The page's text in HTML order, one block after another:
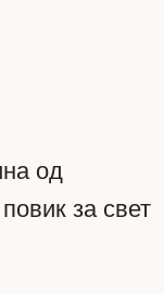
од
за свет